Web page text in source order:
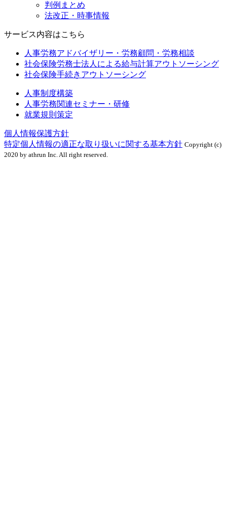
判例まとめ
法改正・時事情報
サービス内容はこちら
人事労務アドバイザリー・労務顧問・労務相談
社会保険労務士法人による給与計算アウトソーシング
社会保険手続きアウトソーシング
人事制度構築
人事労務関連セミナー・研修
就業規則策定
個人情報保護方針
特定個人情報の適正な取り扱いに関する基本方針 Copyright (c)
2020 by athrun Inc. All right reserved.